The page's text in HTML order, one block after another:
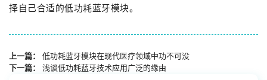
择自己合适的低功耗蓝牙模块。
上一篇：
低功耗蓝牙模块在现代医疗领域中功不可没
下一篇：
浅谈低功耗蓝牙技术应用广泛的缘由